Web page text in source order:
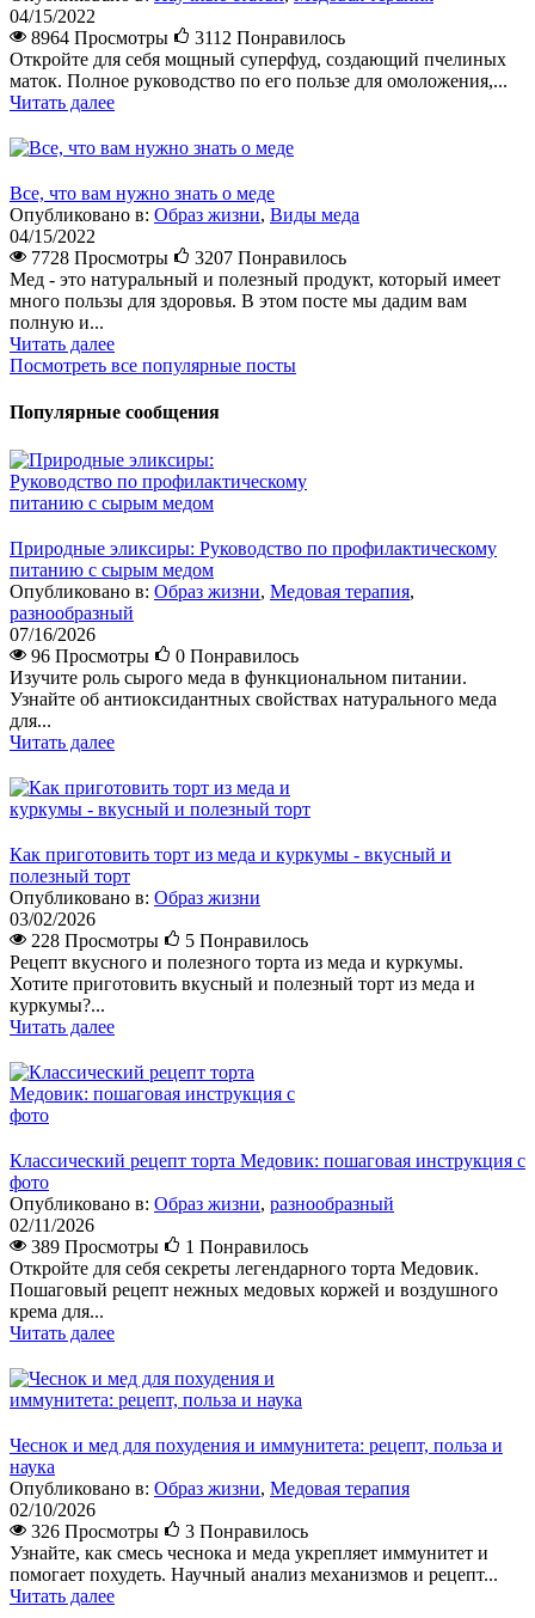
04/15/2022
8964 Просмотры
3112 Понравилось
Откройте для себя мощный суперфуд, создающий пчелиных
маток. Полное руководство по его пользе для омоложения,...
Читать далее
Все, что вам нужно знать о меде
Опубликовано в: Образ жизни, Виды меда
04/15/2022
7728 Просмотры
3207 Понравилось
Мед - это натуральный и полезный продукт, который имеет
много пользы для здоровья. В этом посте мы дадим вам
полную и...
Читать далее
Посмотреть все популярные посты
Популярные сообщения
Природные эликсиры: Руководство по профилактическому
питанию с сырым медом
Опубликовано в: Образ жизни, Медовая терапия,
разнообразный
07/16/2026
96 Просмотры
0 Понравилось
Изучите роль сырого меда в функциональном питании.
Узнайте об антиоксидантных свойствах натурального меда
для...
Читать далее
Как приготовить торт из меда и куркумы - вкусный и
полезный торт
Опубликовано в: Образ жизни
03/02/2026
228 Просмотры
5 Понравилось
Рецепт вкусного и полезного торта из меда и куркумы.
Хотите приготовить вкусный и полезный торт из меда и
куркумы?...
Читать далее
Классический рецепт торта Медовик: пошаговая инструкция с
фото
Опубликовано в: Образ жизни, разнообразный
02/11/2026
389 Просмотры
1 Понравилось
Откройте для себя секреты легендарного торта Медовик.
Пошаговый рецепт нежных медовых коржей и воздушного
крема для...
Читать далее
Чеснок и мед для похудения и иммунитета: рецепт, польза и
наука
Опубликовано в: Образ жизни, Медовая терапия
02/10/2026
326 Просмотры
3 Понравилось
Узнайте, как смесь чеснока и меда укрепляет иммунитет и
помогает похудеть. Научный анализ механизмов и рецепт...
Читать далее